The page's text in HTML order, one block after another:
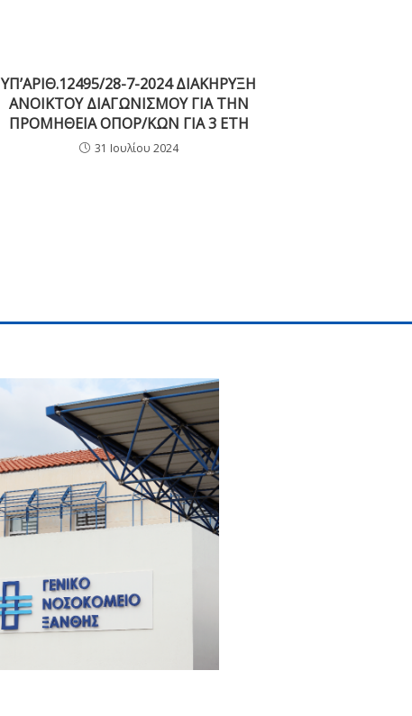
YΠ’AΡΙΘ.12495/28-7-2024 ΔΙΑΚΗΡΥΞΗ
ΑΝΟΙΚΤΟΥ ΔΙΑΓΩΝΙΣΜΟΥ ΓΙΑ ΤΗΝ
ΠΡΟΜΗΘΕΙΑ ΟΠΟΡ/ΚΩΝ ΓΙΑ 3 ΕΤΗ
31 Ιουλίου 2024